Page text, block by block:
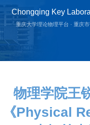
Chongqing Key
重庆大学理论物理平台 · 重庆
物理学院王
《Physical